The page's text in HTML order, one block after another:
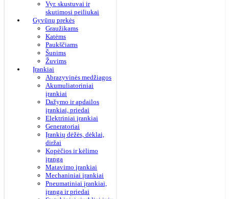
Vyr. skustuvai ir
skutimosi peiliukai
Gyvūnų prekės
Graužikams
Katėms
Paukščiams
Šunims
Žuvims
Įrankiai
Abrazyvinės medžiagos
Akumuliatoriniai
įrankiai
Dažymo ir apdailos
įrankiai, priedai
Elektriniai įrankiai
Generatoriai
Įrankių dėžės, dėklai,
diržai
Kopėčios ir kėlimo
įranga
Matavimo įrankiai
Mechaniniai įrankiai
Pneumatiniai įrankiai,
įranga ir priedai